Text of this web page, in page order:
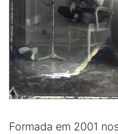
Formada em 2001